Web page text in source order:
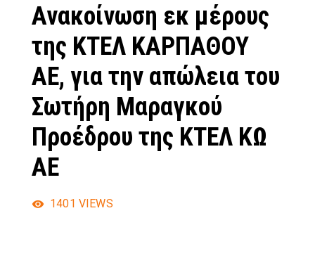
Ανακοίνωση εκ μέρους
της ΚΤΕΛ ΚΑΡΠΑΘΟΥ
ΑΕ, για την απώλεια του
Σωτήρη Μαραγκού
Προέδρου της ΚΤΕΛ ΚΩ
ΑΕ
1401 VIEWS